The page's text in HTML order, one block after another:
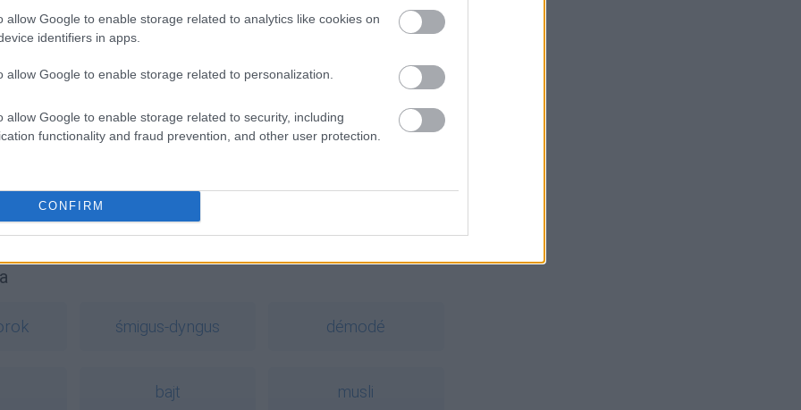
allow Google to enable storage related to analytics like cookies on
identifiers in apps.
allow Google to enable storage related to personalization.
allow Google to enable storage related to security, including
functionality and fraud prevention, and other user protection.
CONFIRM
śmigus-dyngus démodé
bajt musli